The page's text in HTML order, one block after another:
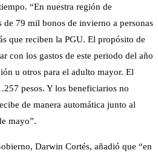
“En nuestra región de
de 79 mil bonos de invierno a personas
que reciben la PGU. El propósito de
con los gastos de este periodo del año
u otros para el adulto mayor. El
pesos. Y los beneficiarios no
de manera automática junto al
mayo”.
Darwin Cortés, añadió que “en